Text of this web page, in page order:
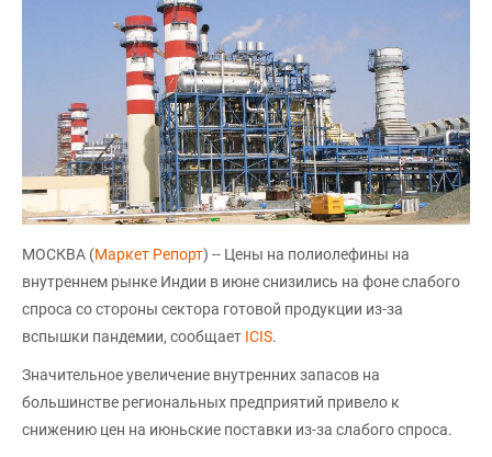
МОСКВА (Маркет Репорт) -- Цены на полиолефины на
внутреннем рынке Индии в июне снизились на фоне слабого
спроса со стороны сектора готовой продукции из-за
вспышки пандемии, сообщает ICIS.
Значительное увеличение внутренних запасов на
большинстве региональных предприятий привело к
снижению цен на июньские поставки из-за слабого спроса.